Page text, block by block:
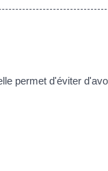
permet d'éviter